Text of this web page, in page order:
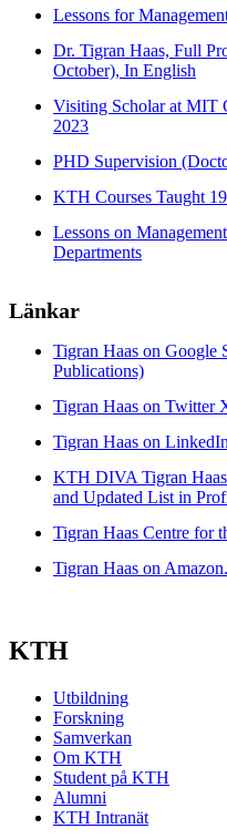
Lessons for
Dr. Tigran Haas, Full
October), In English
Visiting Scholar at MIT
2023
PHD Supervision
KTH Courses Taught
Lessons on
Departments
Länkar
Tigran Haas on Google
Publications)
Tigran Haas on Twitter
Tigran Haas on
KTH DIVA Tigran
and Updated List in
Tigran Haas Centre for
Tigran Haas on
KTH
Utbildning
Forskning
Samverkan
Om KTH
Student på KTH
Alumni
KTH Intranät